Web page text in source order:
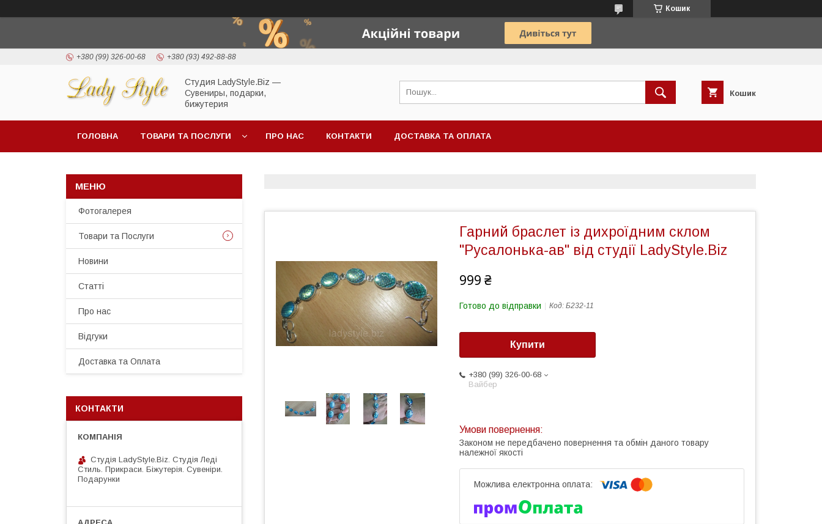
Кошик
+380 (99) 326-00-68 +380 (93) 492-88-88
Студия LadyStyle.Biz —
Сувениры, подарки,
бижутерия
Кошик
ГОЛОВНА ТОВАРИ ТА ПОСЛУГИ ПРО НАС КОНТАКТИ ДОСТАВКА ТА ОПЛАТА
Гарний браслет із дихроїдним склом
"Русалонька-ав" від студії LadyStyle.Biz
999 ₴
Готово до відправки Код: Б232-11
Купити
+380 (99) 326-00-68
Вайбер
Законом не передбачено повернення та обмін даного товару
належної якості
Фотогалерея
Товари та Послуги
Новини
Статті
Про нас
Відгуки
Доставка та Оплата
КОНТАКТИ
Студія LadyStyle.Biz. Студія Леді
Стиль. Прикраси. Біжутерія. Сувеніри.
Подарунки